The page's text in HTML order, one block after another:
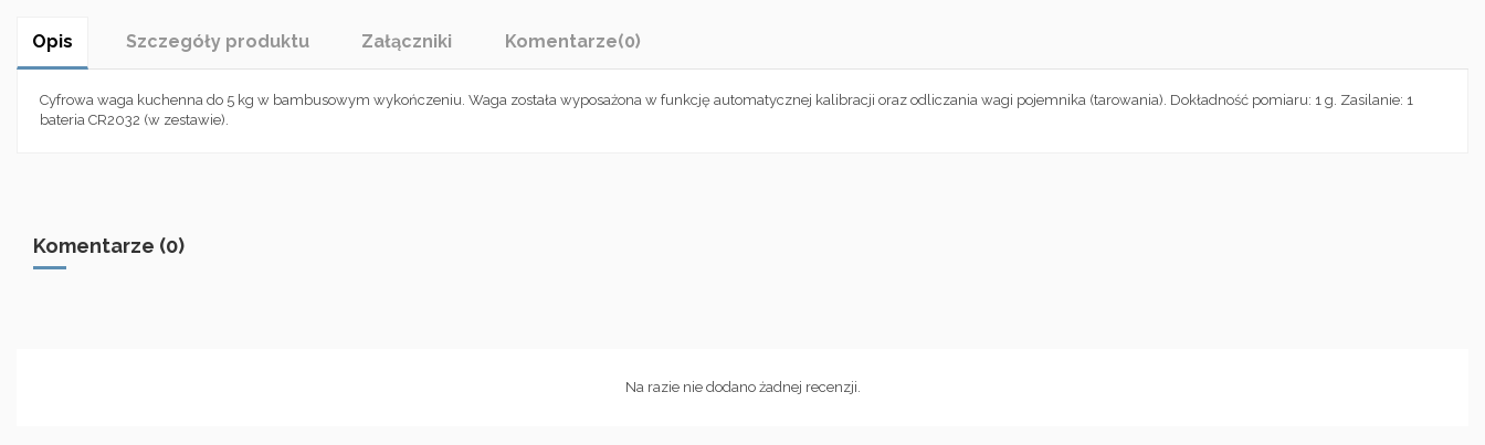
Opis Szczegóły produktu Załączniki Komentarze(0)
Cyfrowa waga kuchenna do 5 kg w bambusowym wykończeniu. Waga została wyposażona w funkcję automatycznej kalibracji oraz odliczania wagi pojemnika (tarowania). Dokładność pomiaru: 1 g. Zasilanie: 1
bateria CR2032 (w zestawie).
Komentarze (0)
Na razie nie dodano żadnej recenzji.